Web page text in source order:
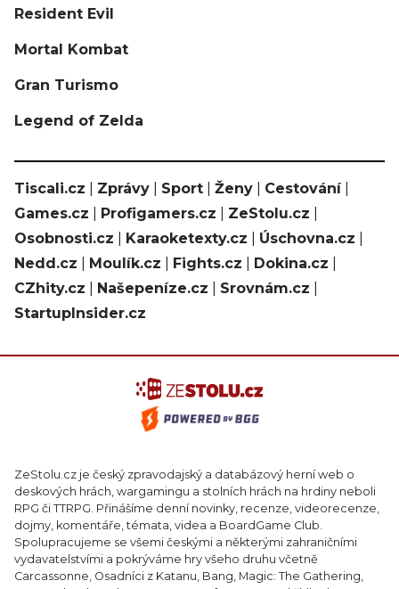
Resident Evil
Mortal Kombat
Gran Turismo
Legend of Zelda
Tiscali.cz Zprávy Sport Ženy Cestování|
Games.cz
Profigamers.cz ZeStolu.cz
Osobnosti.cz
Karaoketexty.cz Úschovna.cz
Nedd.cz
Moulík.cz Fights.cz Dokina.cz
CZhity.cz
Našepeníze.cz Srovnám.cz
StartupInsider.cz
ZeStolu.cz je český zpravodajský a databázový herní web o
deskových hrách, wargamingu a stolních hrách na hrdiny neboli
RPG či TTRPG. Přinášíme denní novinky, recenze, videorecenze,
dojmy, komentáře, témata, videa a BoardGame Club.
Spolupracujeme se všemi českými a některými zahraničními
vydavatelstvími a pokrýváme hry všeho druhu včetně
Carcassonne, Osadníci z Katanu, Bang, Magic: The Gathering,